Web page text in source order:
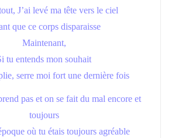
J’ai levé ma tête vers le ciel
que ce corps disparaisse
Maintenant,
tu entends mon souhait
serre moi fort une dernière fois
pas et on se fait du mal encore et
toujours
où tu étais toujours agréable